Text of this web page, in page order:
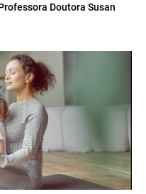
Doutora Susan